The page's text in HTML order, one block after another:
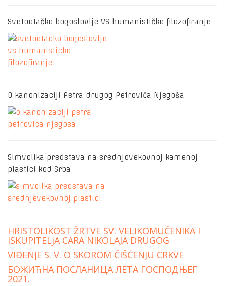
Svetootačko bogoslovlje VS humanističko filozofiranje
O kanonizaciji Petra drugog Petrovića Njegoša
Simvolika predstava na srednjovekovnoj kamenoj
plastici kod Srba
HRISTOLIKOST ŽRTVE SV. VELIKOMUČENIKA I
ISKUPITELjA CARA NIKOLAJA DRUGOG
VIĐENjE S. V. O SKOROM ČIŠĆENjU CRKVE
БОЖИЋНА ПОСЛАНИЦА ЛЕТА ГОСПОДЊЕГ
2021.